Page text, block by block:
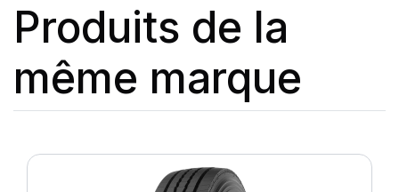
Produits de la
même marque